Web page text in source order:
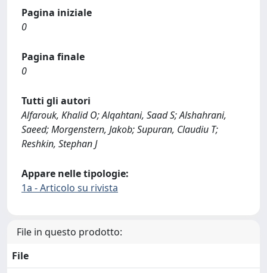
Pagina iniziale
0
Pagina finale
0
Tutti gli autori
Alfarouk, Khalid O; Alqahtani, Saad S; Alshahrani,
Saeed; Morgenstern, Jakob; Supuran, Claudiu T;
Reshkin, Stephan J
Appare nelle tipologie:
1a - Articolo su rivista
File in questo prodotto:
File